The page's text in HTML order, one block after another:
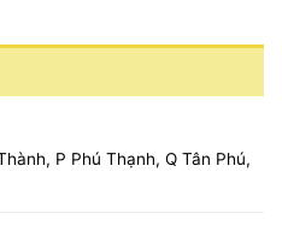
P Phú Thạnh, Q Tân Phú,